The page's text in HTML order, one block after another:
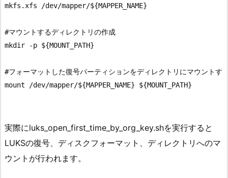
mkfs.xfs /dev/mapper/${MAPPER_NAME}
#マウントするディレクトリの作成
mkdir -p ${MOUNT_PATH}
#フォーマットした復号パーティションをディレクトリにマウントす
mount /dev/mapper/${MAPPER_NAME} ${MOUNT_PATH}
実際にluks_open_first_time_by_org_key.shを実行すると
LUKSの復号、ディスクフォーマット、ディレクトリへのマ
ウントが行われます。